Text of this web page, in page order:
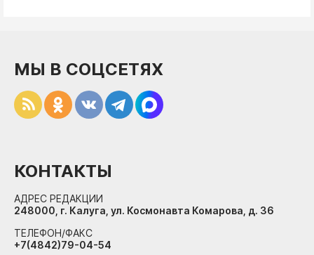
МЫ В СОЦСЕТЯХ
КОНТАКТЫ
АДРЕС РЕДАКЦИИ
248000, г. Калуга, ул. Космонавта Комарова, д. 36
ТЕЛЕФОН/ФАКС
+7(4842)79-04-54